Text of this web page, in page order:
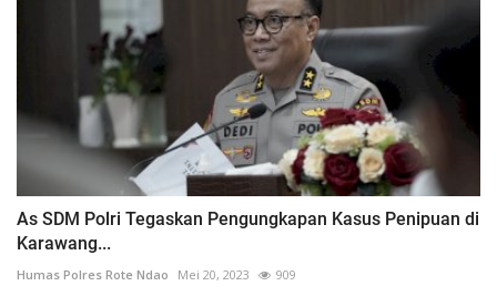
As SDM Polri Tegaskan Pengungkapan Kasus Penipuan di
Karawang...
Humas Polres Rote Ndao Mei 20, 2023 909